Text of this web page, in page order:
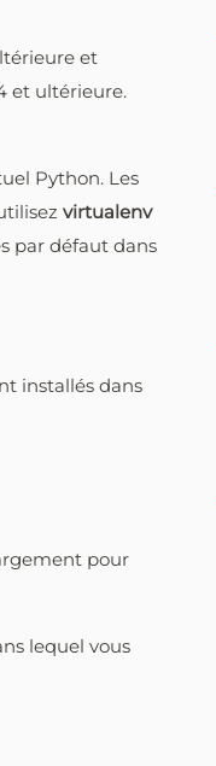
et
et ultérieure.
Python. Les
virtualenv
par défaut dans
installés dans
pour
lequel vous